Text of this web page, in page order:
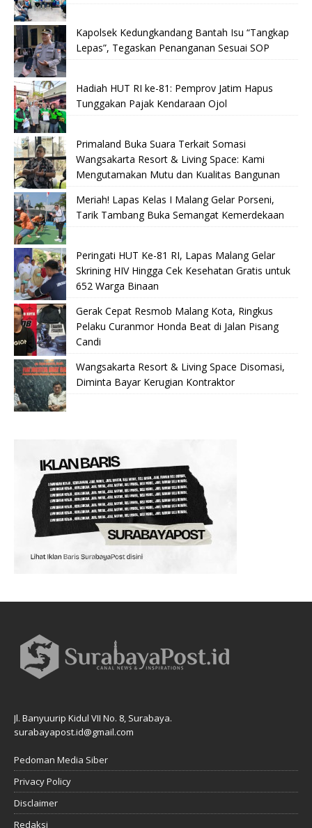
Kapolsek Kedungkandang Bantah Isu “Tangkap
Lepas”, Tegaskan Penanganan Sesuai SOP
Hadiah HUT RI ke-81: Pemprov Jatim Hapus
Tunggakan Pajak Kendaraan Ojol
Primaland Buka Suara Terkait Somasi
Wangsakarta Resort & Living Space: Kami
Mengutamakan Mutu dan Kualitas Bangunan
Meriah! Lapas Kelas I Malang Gelar Porseni,
Tarik Tambang Buka Semangat Kemerdekaan
Peringati HUT Ke-81 RI, Lapas Malang Gelar
Skrining HIV Hingga Cek Kesehatan Gratis untuk
652 Warga Binaan
Gerak Cepat Resmob Malang Kota, Ringkus
Pelaku Curanmor Honda Beat di Jalan Pisang
Candi
Wangsakarta Resort & Living Space Disomasi,
Diminta Bayar Kerugian Kontraktor
Jl. Banyuurip Kidul VII No. 8, Surabaya.
surabayapost.id@gmail.com
Pedoman Media Siber
Privacy Policy
Disclaimer
Redaksi